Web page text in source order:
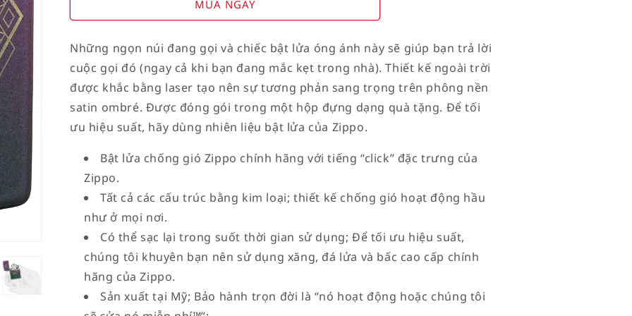
American
on
Flag
American
on
Flag
MUA NGAY
Những ngọn núi đang gọi và chiếc bật lửa óng ánh này sẽ giúp bạn trả lời
cuộc gọi đó (ngay cả khi bạn đang mắc kẹt trong nhà). Thiết kế ngoài trời
được khắc bằng laser tạo nên sự tương phản sang trọng trên phông nền
satin ombré. Được đóng gói trong một hộp đựng dạng quà tặng. Để tối
ưu hiệu suất, hãy dùng nhiên liệu bật lửa của Zippo.
Bật lửa chống gió Zippo chính hãng với tiếng “click” đặc trưng của
Zippo.
Tất cả các cấu trúc bằng kim loại; thiết kế chống gió hoạt động hầu
như ở mọi nơi.
Có thể sạc lại trong suốt thời gian sử dụng; Để tối ưu hiệu suất,
chúng tôi khuyên bạn nên sử dụng xăng, đá lửa và bấc cao cấp chính
hãng của Zippo.
Sản xuất tại Mỹ; Bảo hành trọn đời là “nó hoạt động hoặc chúng tôi